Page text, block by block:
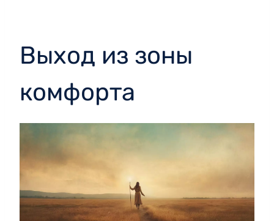
Выход из зоны
комфорта